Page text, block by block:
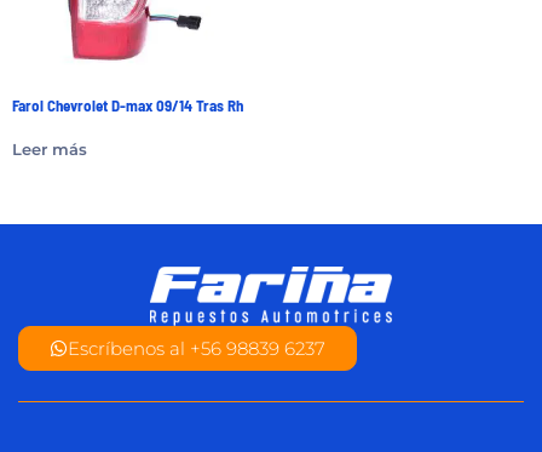
Farol Chevrolet D-max 09/14 Tras Rh
Leer más
Escríbenos al +56 98839 6237